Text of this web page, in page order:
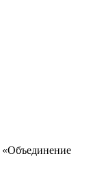
«Объединение